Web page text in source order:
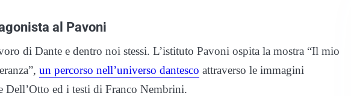
al Pavoni
di Dante e dentro noi stessi. L’istituto Pavoni ospita la mostra “Il mio
un percorso nell’universo dantesco attraverso le immagini
Dell’Otto ed i testi di Franco Nembrini.